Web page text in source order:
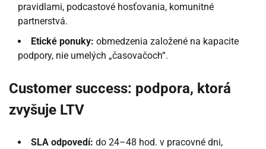
pravidlami, podcastové hosťovania, komunitné
partnerstvá.
Etické ponuky: obmedzenia založené na kapacite
podpory, nie umelých „časovačoch“.
Customer success: podpora, ktorá
zvyšuje LTV
SLA odpovedí: do 24–48 hod. v pracovné dni,